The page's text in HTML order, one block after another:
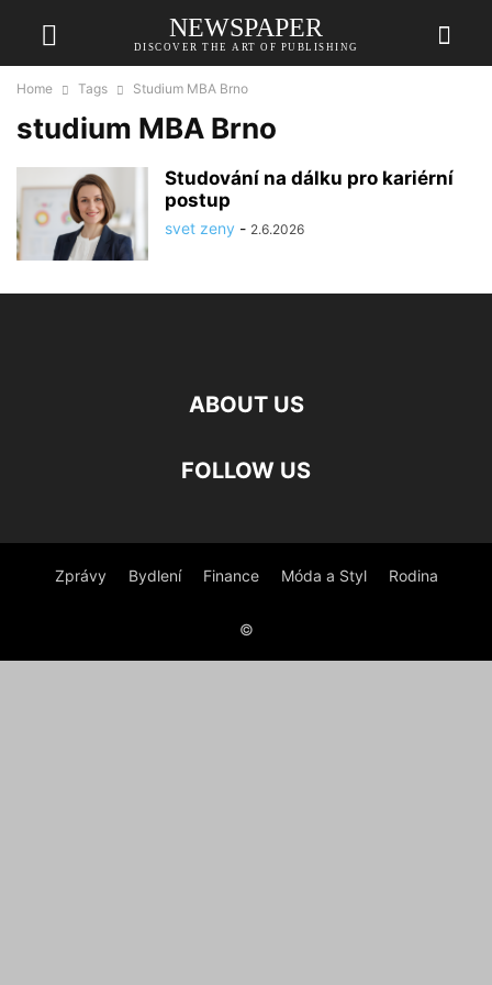
NEWSPAPER
DISCOVER THE ART OF PUBLISHING
Home Tags Studium MBA Brno
studium MBA Brno
Studování na dálku pro kariérní
postup
svet zeny - 2.6.2026
ABOUT US
FOLLOW US
Zprávy Bydlení Finance Móda a Styl Rodina
©